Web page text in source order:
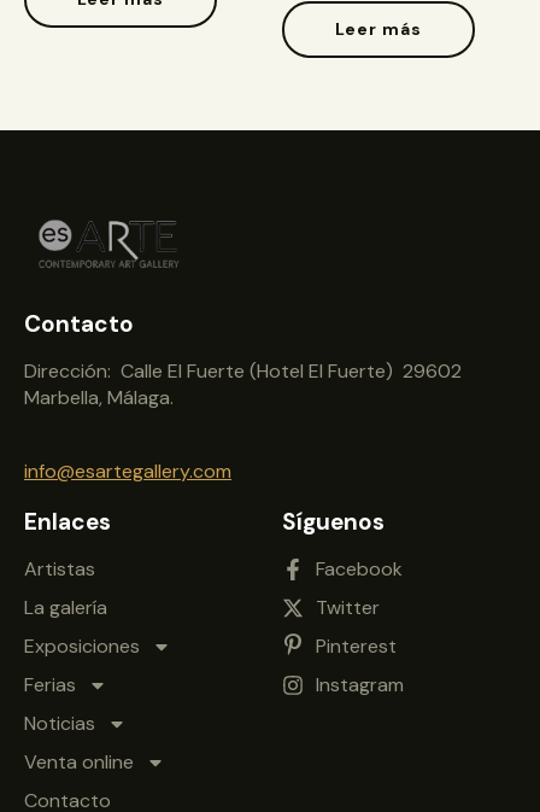
Leer más
Contacto
Dirección: Calle El Fuerte (Hotel El Fuerte) 29602
Marbella, Málaga.
info@esartegallery.com
Enlaces
Artistas
La galería
Exposiciones
Ferias
Noticias
Venta online
Contacto
Síguenos
Facebook
Twitter
Pinterest
Instagram